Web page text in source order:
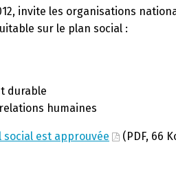
invite les organisations
sur le plan social :
durable
humaines
est approuvée (PDF, 66